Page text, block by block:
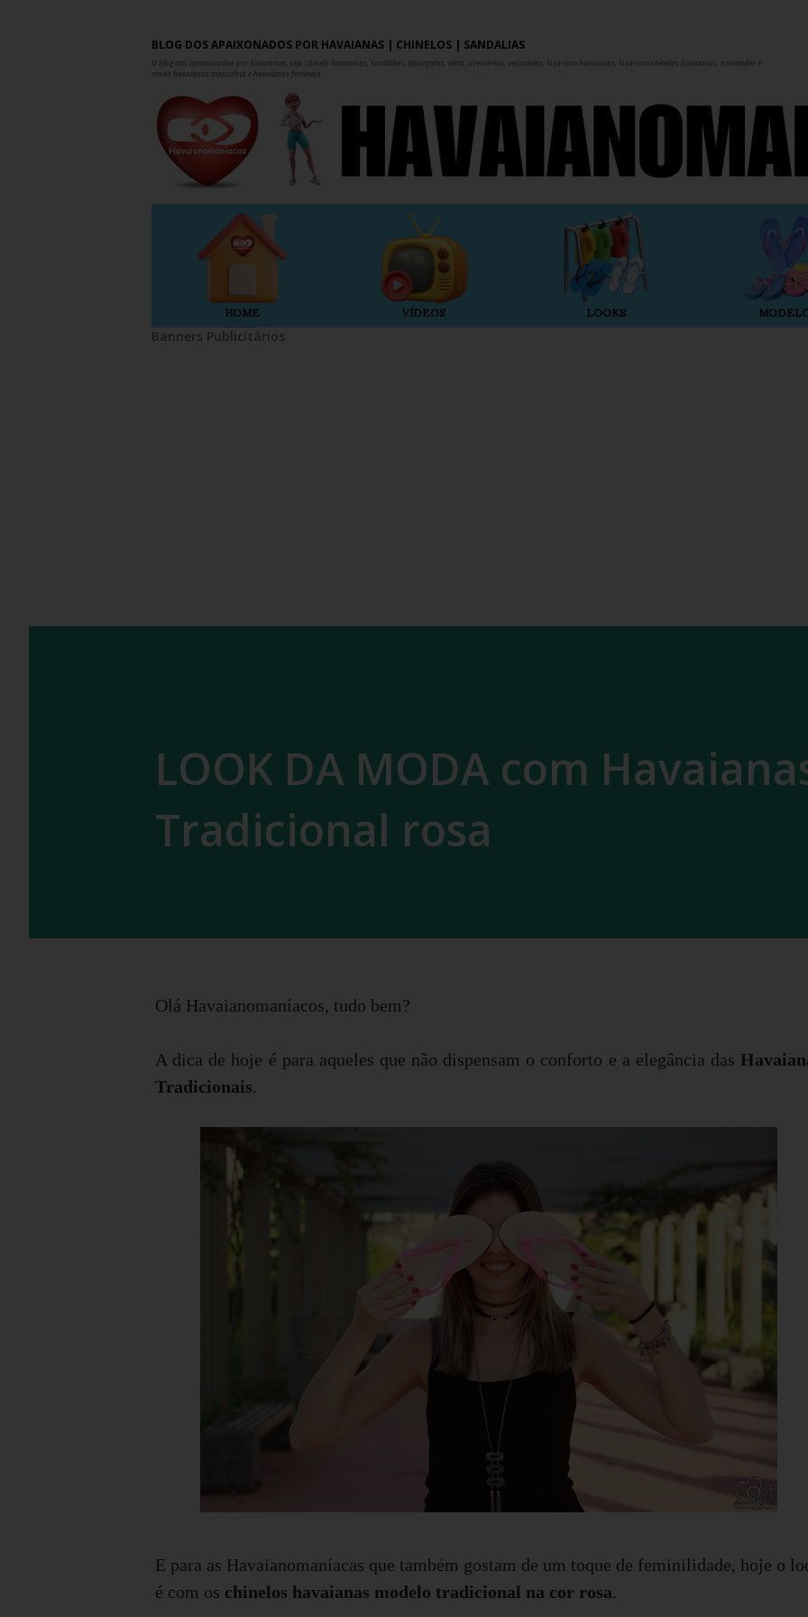
BLOG DOS APAIXONADOS POR HAVAIANAS | CHINELOS | SANDÁLIAS
O blog dos apaixonados por havaianas, seja chinelo havaianas, sandálias, alpargatas, tênis, acessórios, vestuários, look com havaianas, look com chinelos havaianas, novidades e
moda havaianas masculina e havaianas feminina.
HOME VÍDEOS LOOKS
Banners Publicitários
LOOK DA MODA com
Tradicional rosa
Olá Havaianomaníacos, tudo bem?
A dica de hoje é para aqueles que não dispensam o conforto e a elegância das
Tradicionais.
E para as Havaianomaníacas que também gostam de um toque de feminilidade, hoje o
é com os chinelos havaianas modelo tradicional na cor rosa.